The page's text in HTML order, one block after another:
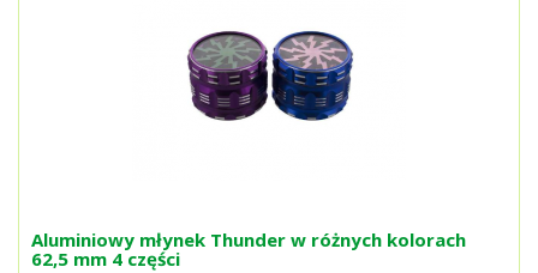
Aluminiowy młynek Thunder w różnych kolorach
62,5 mm 4 części